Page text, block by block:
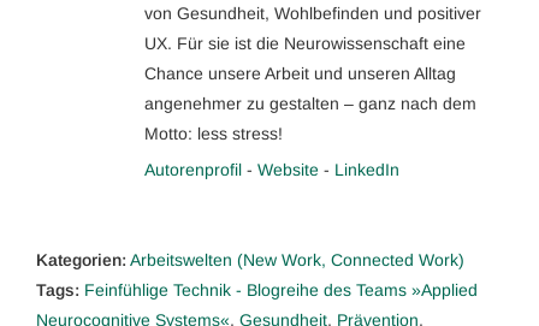
von Gesundheit, Wohlbefinden und positiver
UX. Für sie ist die Neurowissenschaft eine
Chance unsere Arbeit und unseren Alltag
angenehmer zu gestalten – ganz nach dem
Motto: less stress!
Autorenprofil - Website - LinkedIn
Kategorien: Arbeitswelten (New Work, Connected Work)
Tags: Feinfühlige Technik - Blogreihe des Teams »Applied
Neurocognitive Systems«, Gesundheit, Prävention,